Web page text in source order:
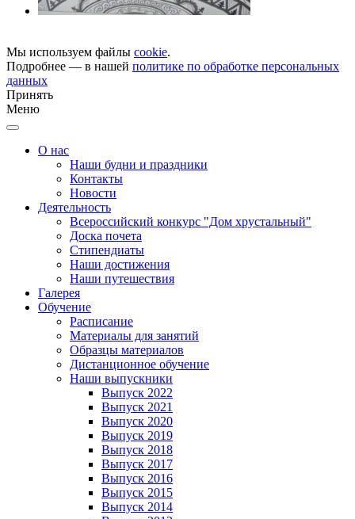
Мы используем файлы cookie.
Подробнее — в нашей политике по обработке персональных
данных
Принять
Меню
О нас
Наши будни и праздники
Контакты
Новости
Деятельность
Всероссийский конкурс "Дом хрустальный"
Доска почета
Стипендиаты
Наши достижения
Наши путешествия
Галерея
Обучение
Расписание
Материалы для занятий
Образцы материалов
Дистанционное обучение
Наши выпускники
Выпуск 2022
Выпуск 2021
Выпуск 2020
Выпуск 2019
Выпуск 2018
Выпуск 2017
Выпуск 2016
Выпуск 2015
Выпуск 2014